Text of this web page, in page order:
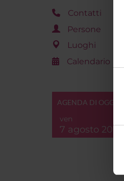
Contatti
Persone
Luoghi
Calendario
AGENDA DI OGGI
ven
7 agosto 2026